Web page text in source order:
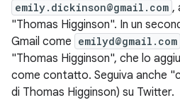
emily.dickinson@gmail.com ,
"Thomas Higginson". In un
Gmail come emilyd@gmail.com
"Thomas Higginson", che lo
come contatto. Seguiva anche
di Thomas Higginson) su Twitter.